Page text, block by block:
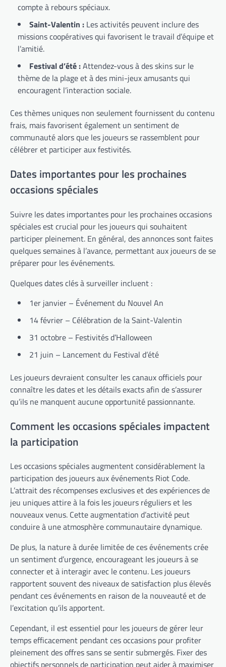
compte à rebours spéciaux.
Saint-Valentin : Les activités peuvent inclure des
missions coopératives qui favorisent le travail d’équipe et
l’amitié.
Festival d’été :Attendez-vous à des skins sur le
thème de la plage et à des mini-jeux amusants qui
encouragent l’interaction sociale.
Ces thèmes uniques non seulement fournissent du contenu
frais, mais favorisent également un sentiment de
communauté alors que les joueurs se rassemblent pour
célébrer et participer aux festivités.
Dates importantes pour les prochaines
occasions spéciales
Suivre les dates importantes pour les prochaines occasions
spéciales est crucial pour les joueurs qui souhaitent
participer pleinement. En général, des annonces sont faites
quelques semaines à l’avance, permettant aux joueurs de se
préparer pour les événements.
Quelques dates clés à surveiller incluent :
1er janvier – Événement du Nouvel An
14 février – Célébration de la Saint-Valentin
31 octobre – Festivités d’Halloween
21 juin – Lancement du Festival d’été
Les joueurs devraient consulter les canaux officiels pour
connaître les dates et les détails exacts afin de s’assurer
qu’ils ne manquent aucune opportunité passionnante.
Comment les occasions spéciales impactent
la participation
Les occasions spéciales augmentent considérablement la
participation des joueurs aux événements Riot Code.
L’attrait des récompenses exclusives et des expériences de
jeu uniques attire à la fois les joueurs réguliers et les
nouveaux venus. Cette augmentation d’activité peut
conduire à une atmosphère communautaire dynamique.
De plus, la nature à durée limitée de ces événements crée
un sentiment d’urgence, encourageant les joueurs à se
connecter et à interagir avec le contenu. Les joueurs
rapportent souvent des niveaux de satisfaction plus élevés
pendant ces événements en raison de la nouveauté et de
l’excitation qu’ils apportent.
Cependant, il est essentiel pour les joueurs de gérer leur
temps efficacement pendant ces occasions pour profiter
pleinement des offres sans se sentir submergés. Fixer des